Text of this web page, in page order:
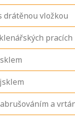
drátěnou vložkou
pracích
a